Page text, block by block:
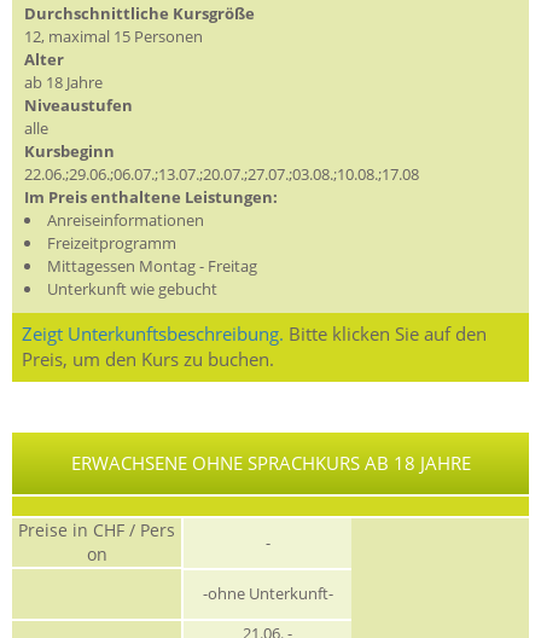
Durchschnittliche Kursgröße
12, maximal 15 Personen
Alter
ab 18 Jahre
Niveaustufen
alle
Kursbeginn
22.06.;29.06.;06.07.;13.07.;20.07.;27.07.;03.08.;10.08.;17.08
Im Preis enthaltene Leistungen:
Anreiseinformationen
Freizeitprogramm
Mittagessen Montag - Freitag
Unterkunft wie gebucht
Zeigt Unterkunftsbeschreibung. Bitte klicken Sie auf den
Preis, um den Kurs zu buchen.
ERWACHSENE OHNE SPRACHKURS AB 18 JAHRE
Preise in CHF / Pers
on
-
-ohne Unterkunft-
21.06. -